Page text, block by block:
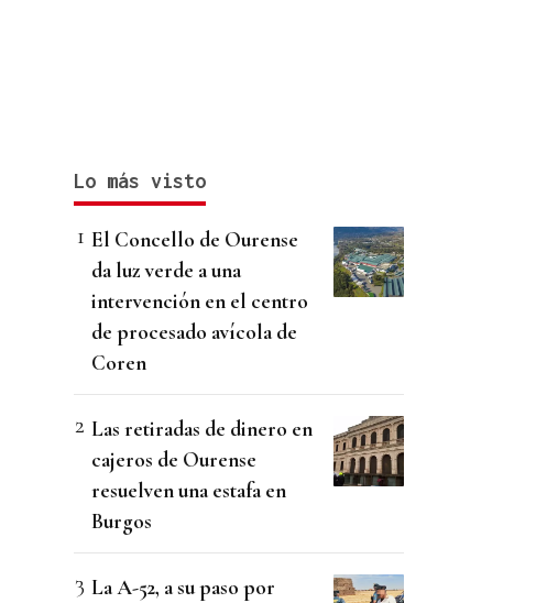
Lo más visto
El Concello de Ourense
da luz verde a una
intervención en el centro
de procesado avícola de
Coren
Las retiradas de dinero en
cajeros de Ourense
resuelven una estafa en
Burgos
La A-52, a su paso por